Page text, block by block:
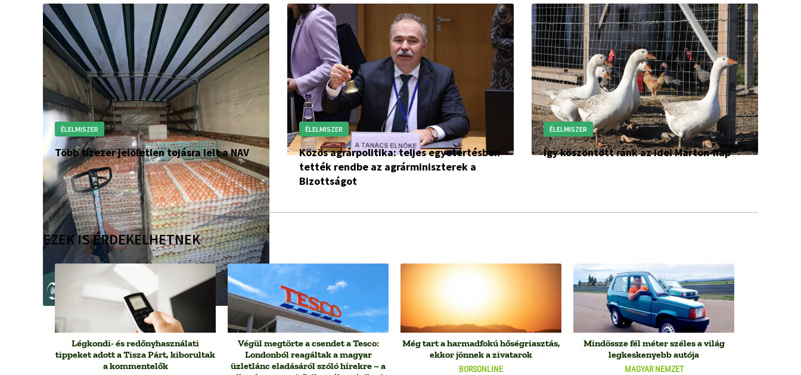
ÉLELMISZER
Több tízezer jelöletlen tojásra lelt a NAV
ÉLELMISZER
Közös agrárpolitika: teljes egyetértésben
tették rendbe az agrárminiszterek a
Bizottságot
ÉLELMISZER
Így köszöntött ránk az idei Márton-nap
EZEK IS ÉRDEKELHETNEK
Légkondi- és redőnyhasználati
tippeket adott a Tisza Párt, kiborultak
a kommentelők
Végül megtörte a csendet a Tesco:
Londonból reagáltak a magyar
üzletlánc eladásáról szóló hírekre – a
BORSONLINE
Még tart a harmadfokú hőségriasztás,
ekkor jönnek a zivatarok
MAGYAR NEMZET
Mindössze fél méter széles a világ
legkeskenyebb autója